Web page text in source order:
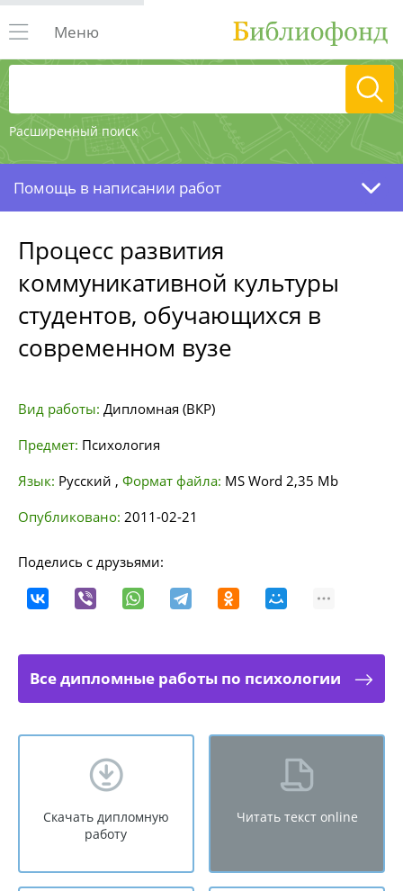
Расширенный поиск
Меню
Помощь в написании работ
Процесс развития
коммуникативной культуры
студентов, обучающихся в
современном вузе
Вид работы: Дипломная (ВКР)
Предмет: Психология
Язык: Русский , Формат файла: MS Word 2,35 Mb
Опубликовано: 2011-02-21
Поделись с друзьями:
Все дипломные работы по психологии
Скачать дипломную
работу
Читать текст online